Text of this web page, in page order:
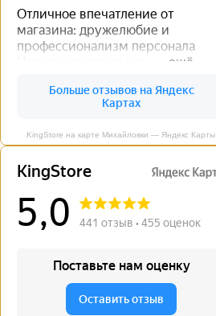
KingStore на карте Михайловки — Яндекс Карты